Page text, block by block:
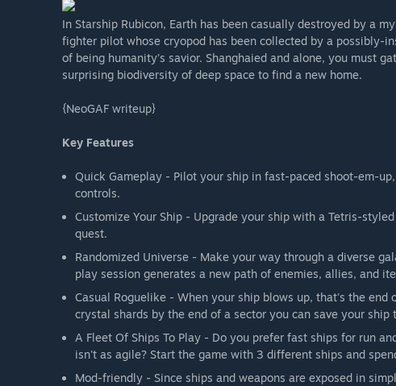
In Starship Rubicon, Earth has been casually destroyed by a
fighter pilot whose cryopod has been collected by a possibly-
of being humanity’s savior. Shanghaied and alone, you must
surprising biodiversity of deep space to find a new home.
{NeoGAF writeup}
Key Features
Quick Gameplay - Pilot your ship in fast-paced shoot-em-
controls.
Customize Your Ship - Upgrade your ship with a Tetris-
quest.
Randomized Universe - Make your way through a diverse
play session generates a new path of enemies, allies, and
Casual Roguelike - When your ship blows up, that's the
crystal shards by the end of a sector you can save your
A Fleet Of Ships To Play - Do you prefer fast ships for run
isn't as agile? Start the game with 3 different ships and
Mod-friendly - Since ships and weapons are exposed in